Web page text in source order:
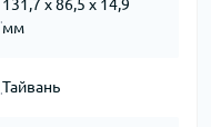
131,7 x 86,5 x 14,9
мм
Тайвань